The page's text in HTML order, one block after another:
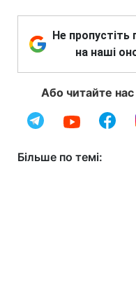
Не пропустіть
на наші
Або читайте
Більше по темі: